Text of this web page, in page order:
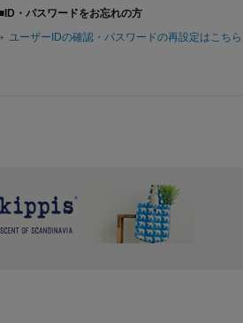
・パスワードをお忘れの方
ユーザーIDの確認・パスワードの再設定はこちら